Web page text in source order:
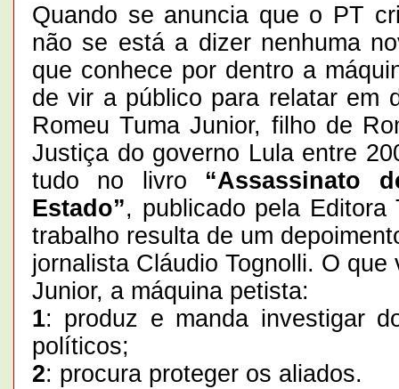
Quando se anuncia que o PT
não se está a dizer nenhuma
que conhece por dentro a
de vir a público para relatar em
Romeu Tuma Junior, filho de
Justiça do governo Lula entre
tudo no livro “Assassinato
Estado”, publicado pela
trabalho resulta de um
jornalista Cláudio Tognolli. O
Junior, a máquina petista:
1: produz e manda investigar
políticos;
2: procura proteger os aliados.